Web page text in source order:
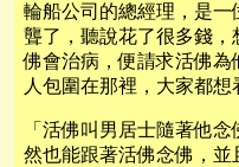
輪船公司的總經理，是
聾了，聽說花了很多錢
佛會治病，便請求活佛
人包圍在那裡，大家都想
「活佛叫男居士隨著他
然也能跟著活佛念佛，